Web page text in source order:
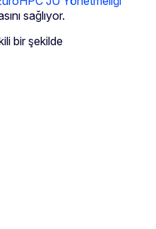
sağlıyor.
bir şekilde